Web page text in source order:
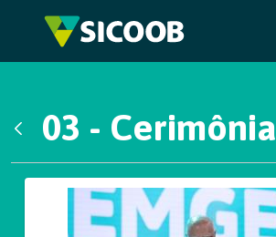
Pular para o Conteúdo principal
03 - Cerimônia
Galeria de Mídias